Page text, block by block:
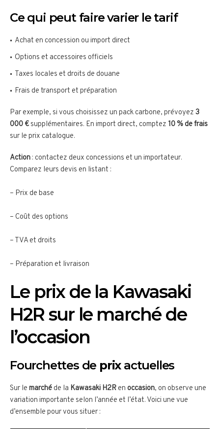
Ce qui peut faire varier le tarif
Achat en concession ou import direct
Options et accessoires officiels
Taxes locales et droits de douane
Frais de transport et préparation
Par exemple, si vous choisissez un pack carbone, prévoyez 3
000 € supplémentaires. En import direct, comptez 10 % de frais
sur le prix catalogue.
Action : contactez deux concessions et un importateur.
Comparez leurs devis en listant :
– Prix de base
– Coût des options
– TVA et droits
– Préparation et livraison
Le prix de la Kawasaki
H2R sur le marché de
l’occasion
Fourchettes de prixactuelles
Sur le marché de la Kawasaki H2R en occasion, on observe une
variation importante selon l’année et l’état. Voici une vue
d’ensemble pour vous situer :